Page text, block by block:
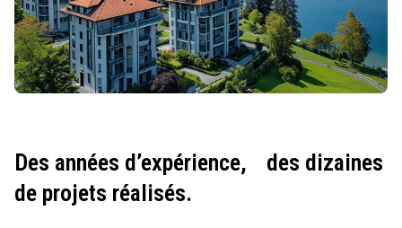
Des années d’expérience,
des dizaines
de projets réalisés.